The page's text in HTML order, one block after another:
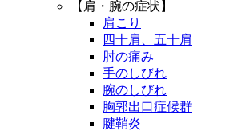
【肩・腕の症状】
肩こり
四十肩、五十肩
肘の痛み
手のしびれ
腕のしびれ
胸郭出口症候群
腱鞘炎